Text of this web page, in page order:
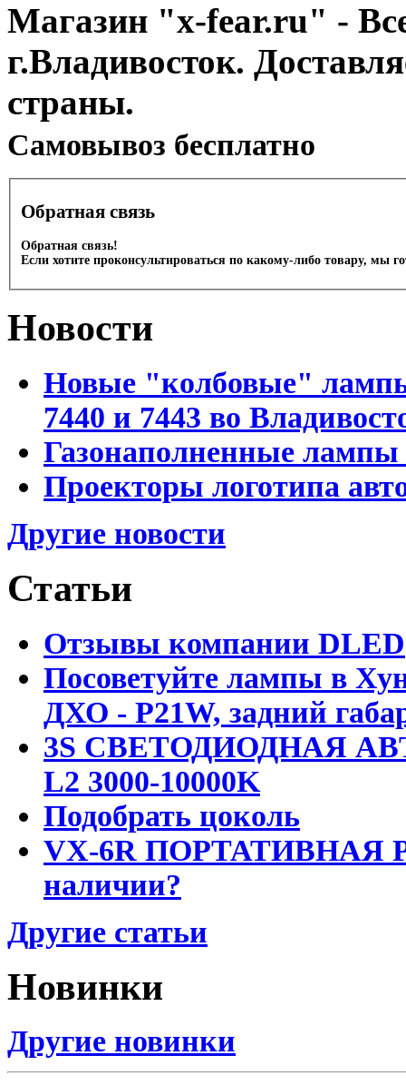
Магазин "x-fear.ru" -
г.Владивосток.
страны.
Cамовывоз бесплатно
Обратная связь
Обратная связь!
Если хотите проконсультироваться по какому-либо товару, мы
Новости
Новые "колбовые"
7440 и 7443 во
Газонаполненные лампы
Проекторы логотипа
Другие новости
Статьи
Отзывы компании DLED
Посоветуйте лампы в
ДХО - P21W, задний
3S СВЕТОДИОДНАЯ
L2 3000-10000K
Подобрать цоколь
VX-6R ПОРТАТИВНАЯ
наличии?
Другие статьи
Новинки
Другие новинки